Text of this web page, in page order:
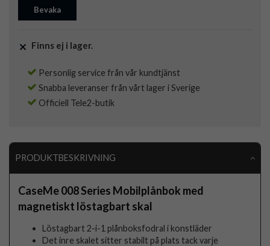
Bevaka
Finns ej i lager.
Personlig service från vår kundtjänst
Snabba leveranser från vårt lager i Sverige
Officiell Tele2-butik
PRODUKTBESKRIVNING
CaseMe 008 Series Mobilplånbok med
magnetiskt löstagbart skal
Löstagbart 2-i-1 plånboksfodral i konstläder
Det inre skalet sitter stabilt på plats tack varje